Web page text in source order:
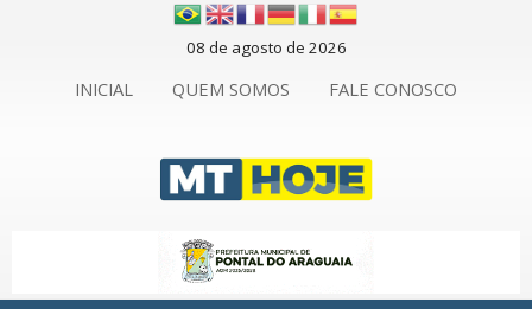
08 de agosto de 2026
INICIAL QUEM SOMOS FALE CONOSCO